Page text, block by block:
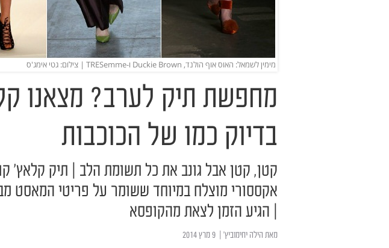
מימין לשמאל: האוס אוף הולנד, Duckie Brown ו-TRESemme | צילום: גטי אימג'ס
מחפשת תיק לערב? מצאנו
בדיוק כמו של הכוכבות
קטן, קטן אבל גונב את כל תשומת הלב | תיק קלאץ'
אקססורי מוצלח במיוחד ששומר על פריטי המאסט
| הגיע הזמן לצאת מהקופסא
מאת הילה יחימוביץ'